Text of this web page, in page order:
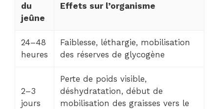
du
jeûne
Effets sur l’organisme
24–48
heures
Faiblesse, léthargie, mobilisation
des réserves de glycogène
2–3
jours
Perte de poids visible,
déshydratation, début de
mobilisation des graisses vers le